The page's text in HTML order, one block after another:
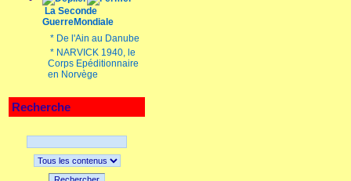
La Seconde
GuerreMondiale
* De l'Ain au Danube
* NARVICK 1940, le
Corps Epéditionnaire
en Norvège
Recherche